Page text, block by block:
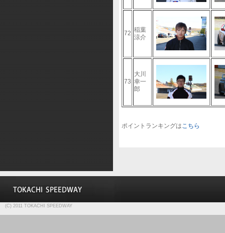
72 稲葉
涼介
73
大川
幸一
郎
ポイントランキングはこちら
(C) 2011 TOKACHI SPEEDWAY